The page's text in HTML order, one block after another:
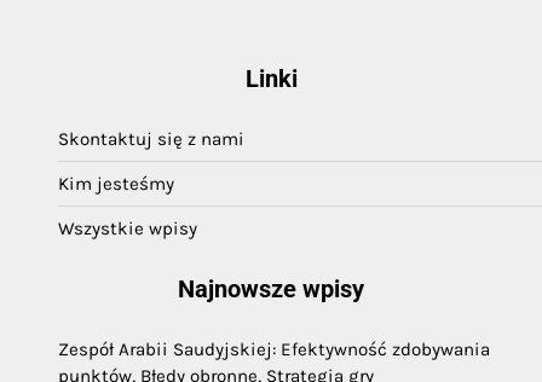
Linki
Skontaktuj się z nami
Kim jesteśmy
Wszystkie wpisy
Najnowsze wpisy
Zespół Arabii Saudyjskiej: Efektywność zdobywania
punktów, Błędy obronne, Strategia gry